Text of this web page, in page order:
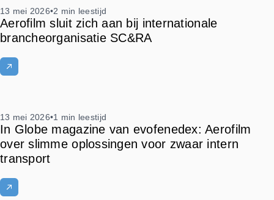
13 mei 2026•2 min leestijd
Aerofilm sluit zich aan bij internationale
brancheorganisatie SC&RA
13 mei 2026•1 min leestijd
In Globe magazine van evofenedex: Aerofilm
over slimme oplossingen voor zwaar intern
transport